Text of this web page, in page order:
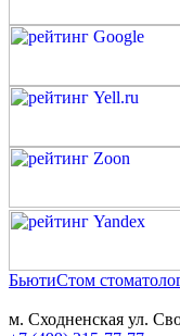
БьютиСтом
м. Сходненская ул.